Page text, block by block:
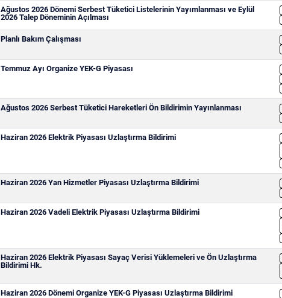
Ağustos 2026 Dönemi Serbest Tüketici Listelerinin Yayımlanması ve Eylül
2026 Talep Döneminin Açılması
Planlı Bakım Çalışması
Temmuz Ayı Organize YEK-G Piyasası
Ağustos 2026 Serbest Tüketici Hareketleri Ön Bildirimin Yayınlanması
Haziran 2026 Elektrik Piyasası Uzlaştırma Bildirimi
Haziran 2026 Yan Hizmetler Piyasası Uzlaştırma Bildirimi
Haziran 2026 Vadeli Elektrik Piyasası Uzlaştırma Bildirimi
Haziran 2026 Elektrik Piyasası Sayaç Verisi Yüklemeleri ve Ön Uzlaştırma
Bildirimi Hk.
Haziran 2026 Dönemi Organize YEK-G Piyasası Uzlaştırma Bildirimi